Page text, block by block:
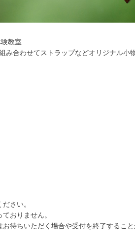
教室
み合わせてストラップなどオリジナル
さい。
おりません。
待ちいただく場合や受付を終了すること